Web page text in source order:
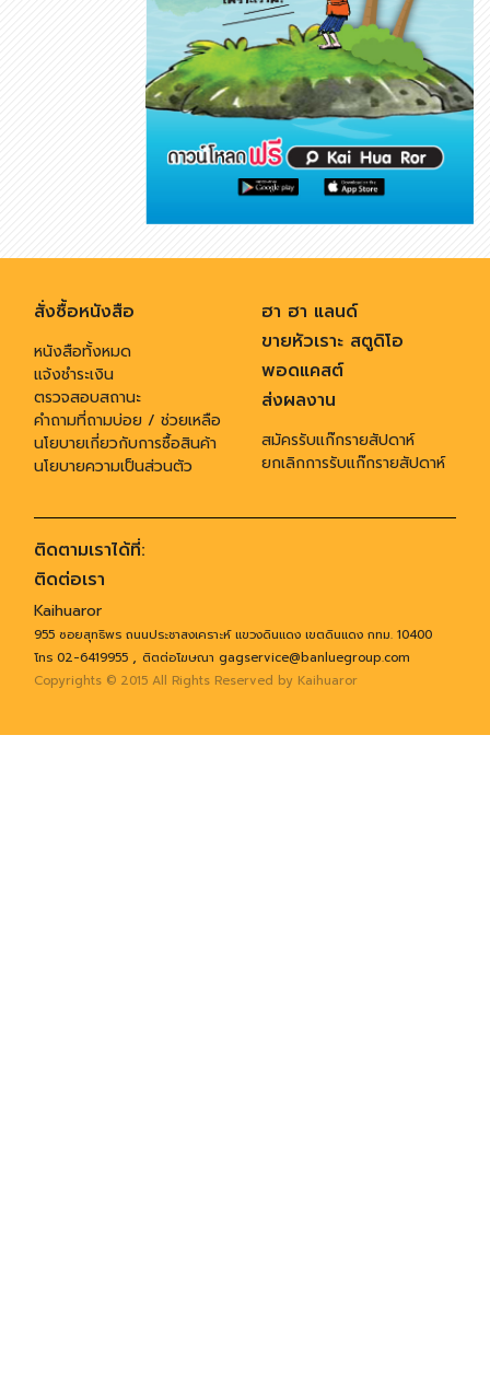
สั่งซื้อหนังสือ
หนังสือทั้งหมด
แจ้งชำระเงิน
ตรวจสอบสถานะ
คำถามที่ถามบ่อย / ช่วยเหลือ
นโยบายเกี่ยวกับการซื้อสินค้า
นโยบายความเป็นส่วนตัว
ฮา ฮา แลนด์
ขายหัวเราะ สตูดิโอ
พอดแคสต์
ส่งผลงาน
สมัครรับแก๊กรายสัปดาห์
ยกเลิกการรับแก๊กรายสัปดาห์
ติดตามเราได้ที่:
ติดต่อเรา
Kaihuaror
955 ซอยสุทธิพร ถนนประชาสงเคราะห์ แขวงดินแดง เขตดินแดง กทม. 10400
โทร 02-6419955 , ติตต่อโฆษณา gagservice@banluegroup.com
Copyrights © 2015 All Rights Reserved by Kaihuaror